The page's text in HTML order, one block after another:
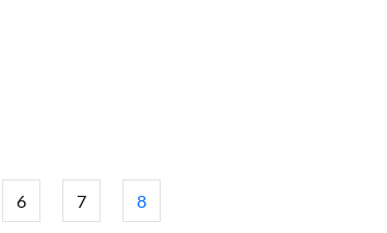
6 7 8